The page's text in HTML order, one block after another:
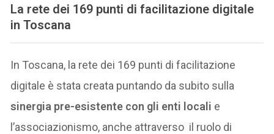
La rete dei 169 punti di facilitazione digitale
in Toscana
In Toscana, la rete dei 169 punti di facilitazione
digitale è stata creata puntando da subito sulla
sinergia pre-esistente con gli enti locali e
l’associazionismo, anche attraverso il ruolo di